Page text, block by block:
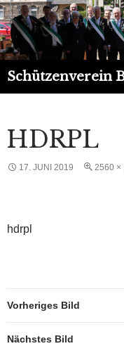
Suchen
HDRPL
17. JUNI 2019 2560 ×
hdrpl
Vorheriges Bild
Nächstes Bild